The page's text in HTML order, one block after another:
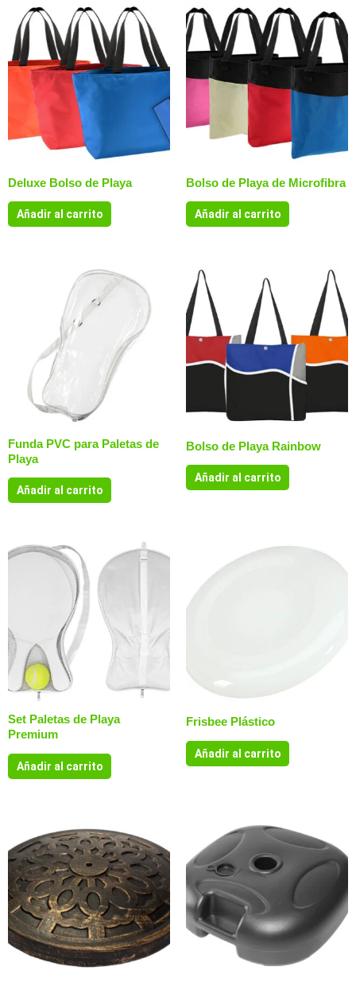
Deluxe Bolso de Playa
Añadir al carrito
Bolso de Playa de Microfibra
Añadir al carrito
Funda PVC para Paletas de
Playa
Añadir al carrito
Bolso de Playa Rainbow
Añadir al carrito
Set Paletas de Playa
Premium
Añadir al carrito
Frisbee Plástico
Añadir al carrito